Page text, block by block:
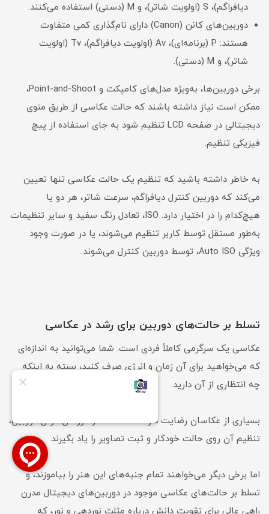
دیافراگم)، S (اولویت شاتر)، و M (دستی) استفاده می‌کنند.
دوربین‌های کانن (Canon) دارای نام‌گذاری کمی متفاوت
هستند: P (برنامه‌ای)، Av (اولویت دیافراگم)، Tv (اولویت
شاتر)، و M (دستی).
برخی دوربین‌ها، به‌ویژه مدل‌های کامپکت و Point-and-Shoot،
ممکن است نیاز داشته باشند که حالت عکاسی از طریق منوی
دیجیتالی در صفحه LCD تنظیم شود به جای استفاده از پیچ
فیزیکی تنظیم.
به خاطر داشته باشید که تنظیم یک حالت عکاسی تنها تعیین
می‌کند که دوربین کنترل دیافراگم، سرعت شاتر، هر دو یا
هیچ‌کدام را در اختیار دارد. ISO، تعادل رنگ سفید و سایر تنظیمات
به‌طور مستقل توسط کاربر تنظیم می‌شوند، یا در صورت وجود
ویژگی Auto ISO، توسط دوربین کنترل می‌شوند.
تسلط بر حالت‌های دوربین برای رشد در عکاسی
عکاسی یک سرگرمی کاملاً فردی است. شما می‌توانید به اندازه‌ای
که می‌خواهید برای آن زمان و انرژی صرف کنید، بسته به اینکه
چه انتظاری از آن دارید.
بسیاری از عکاسان رضایت دارند که فقط نحوه روشن کردن دوربین،
تنظیم آن روی حالت خودکار و ثبت تصاویر را یاد بگیرند.
اما برخی دیگر می‌خواهند تمام جنبه‌های این هنر را بیاموزند، و
تسلط بر حالت‌های عکاسی موجود در دوربین‌های دیجیتال مدرن
راهی عالی برای تقویت دانش درباره مثلث نوردهی و نور، که